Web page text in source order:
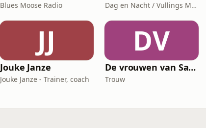
Blues Moose Radio Dag en Nacht / Vullings Media
JJ
Jouke Janze
Jouke Janze - Trainer, coach
DV
De vrouwen van Saramacca
Trouw